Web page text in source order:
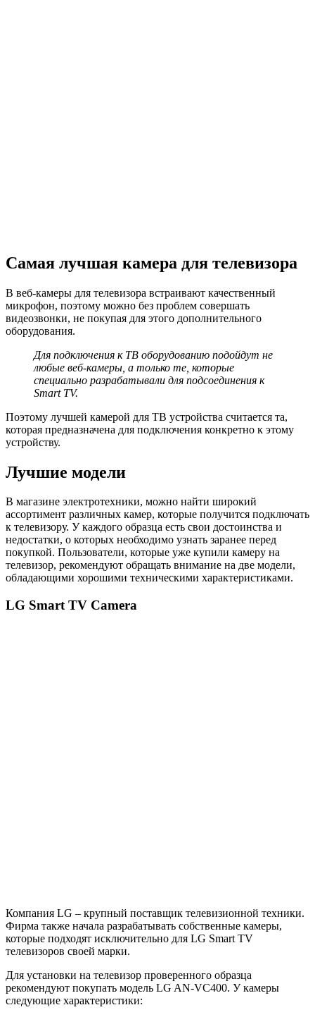
Самая лучшая камера для телевизора
В веб-камеры для телевизора встраивают качественный
микрофон, поэтому можно без проблем совершать
видеозвонки, не покупая для этого дополнительного
оборудования.
Для подключения к ТВ оборудованию подойдут не
любые веб-камеры, а только те, которые
специально разрабатывали для подсоединения к
Smart TV.
Поэтому лучшей камерой для ТВ устройства считается та,
которая предназначена для подключения конкретно к этому
устройству.
Лучшие модели
В магазине электротехники, можно найти широкий
ассортимент различных камер, которые получится подключать
к телевизору. У каждого образца есть свои достоинства и
недостатки, о которых необходимо узнать заранее перед
покупкой. Пользователи, которые уже купили камеру на
телевизор, рекомендуют обращать внимание на две модели,
обладающими хорошими техническими характеристиками.
LG Smart TV Camera
Компания LG – крупный поставщик телевизионной техники.
Фирма также начала разрабатывать собственные камеры,
которые подходят исключительно для LG Smart TV
телевизоров своей марки.
Для установки на телевизор проверенного образца
рекомендуют покупать модель LG AN-VC400. У камеры
следующие характеристики: